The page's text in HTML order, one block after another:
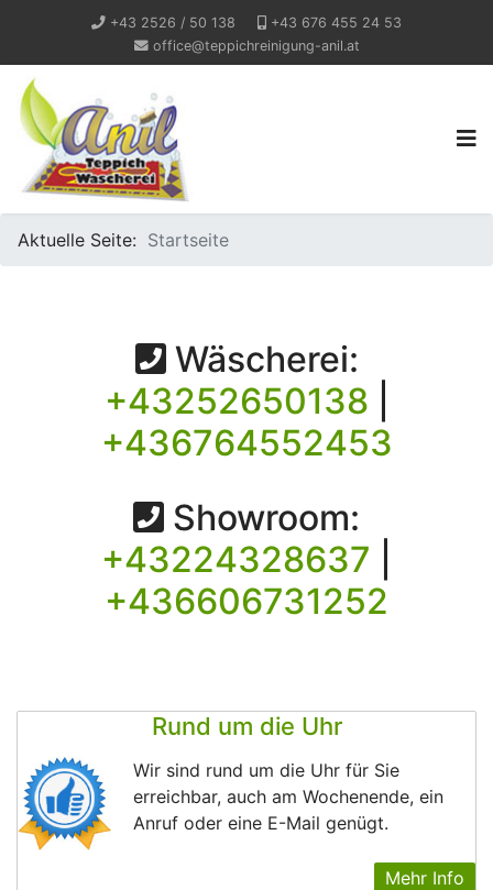
+43 2526 / 50 138
+43 676 455 24 53
office@teppichreinigung-anil.at
Aktuelle Seite: Startseite
Wäscherei:
+43252650138
+436764552453
Showroom:
+43224328637
+436606731252
Rund um die Uhr
Wir sind rund um die Uhr für Sie
erreichbar, auch am Wochenende, ein
Anruf oder eine E-Mail genügt.
Mehr Info